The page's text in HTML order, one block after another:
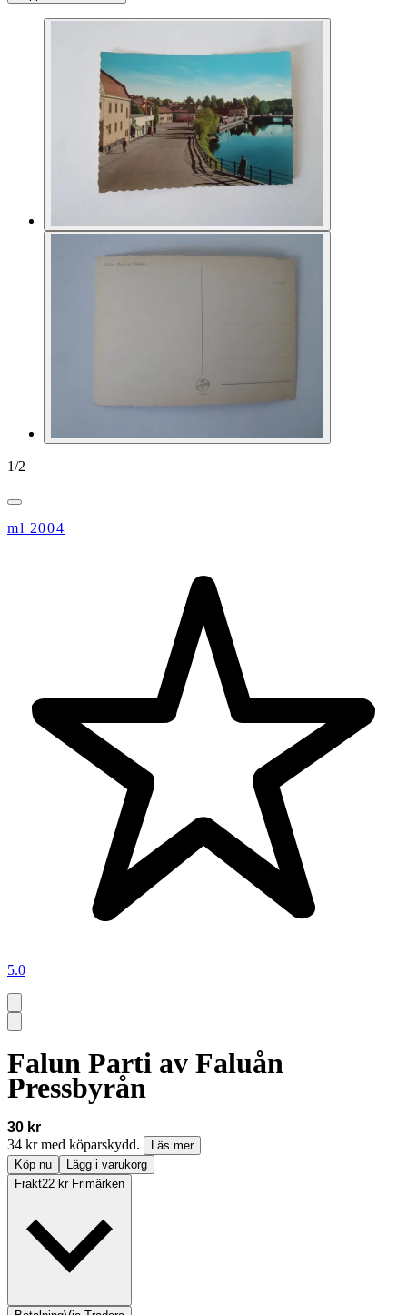
1/2
ml 2004
5.0
Falun Parti av Faluån
Pressbyrån
30 kr
34 kr med köparskydd.
Läs mer
Köp nu
Lägg i varukorg
Frakt22 kr Frimärken